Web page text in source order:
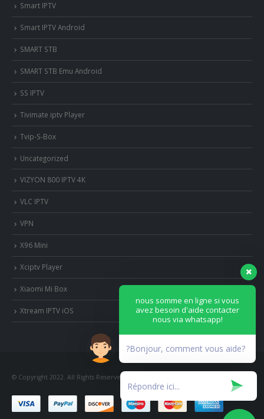
Smart IPTV
Smart IPTV Android
SMART STB
SMART STB Emu Android
SS IPTV
Tivimate iptv Player
Tvip-S-Box
Uncategorized
VIZYON 800 IPTV 4K
VLC IPTV
VPN
X96 Mini
Xciptv Player
Xiaomi Mi Box
Xtream IPTV iOS
© Copyright 2022. All Rights Reserved.
nous somme en ligne si vous
avez besoin d'aide contacter
nous via whatsapp!
?Bonjour, comment vous aide?